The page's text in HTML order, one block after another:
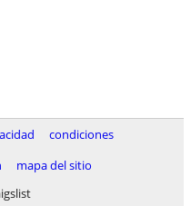
condiciones
mapa del sitio